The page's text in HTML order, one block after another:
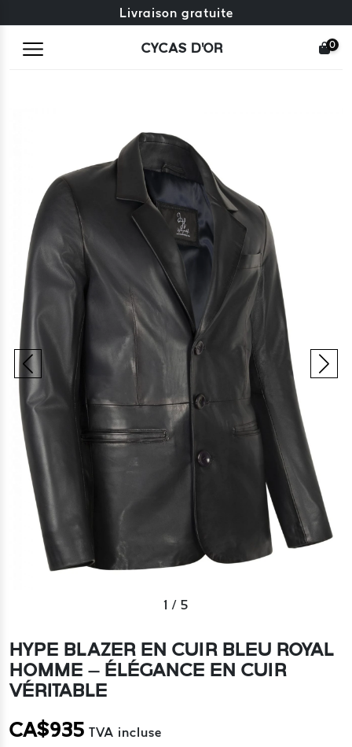
Échange gratuit + retours gratuits
Livraison gratuite
CYCAS D'OR 0
1 / 5
HYPE BLAZER EN CUIR BLEU ROYAL
HOMME – ÉLÉGANCE EN CUIR
VÉRITABLE
CA$935 TVA incluse